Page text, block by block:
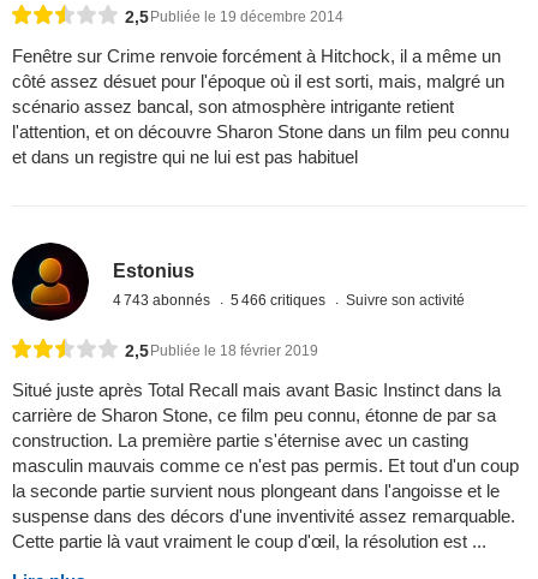
2,5 Publiée le 19 décembre 2014
Fenêtre sur Crime renvoie forcément à Hitchock, il a même un
côté assez désuet pour l'époque où il est sorti, mais, malgré un
scénario assez bancal, son atmosphère intrigante retient
l'attention, et on découvre Sharon Stone dans un film peu connu
et dans un registre qui ne lui est pas habituel
Estonius
4 743 abonnés 5 466 critiques Suivre son activité
2,5Publiée le 18 février 2019
Situé juste après Total Recall mais avant Basic Instinct dans la
carrière de Sharon Stone, ce film peu connu, étonne de par sa
construction. La première partie s'éternise avec un casting
masculin mauvais comme ce n'est pas permis. Et tout d'un coup
la seconde partie survient nous plongeant dans l'angoisse et le
suspense dans des décors d'une inventivité assez remarquable.
Cette partie là vaut vraiment le coup d'œil, la résolution est ...